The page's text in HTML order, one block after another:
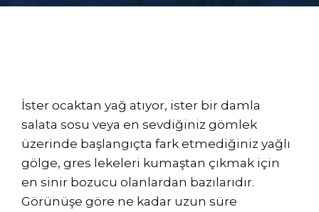
İster ocaktan yağ atıyor, ister bir damla
salata sosu veya en sevdiğiniz gömlek
üzerinde başlangıçta fark etmediğiniz yağlı
gölge, gres lekeleri kumaştan çıkmak için
en sinir bozucu olanlardan bazılarıdır.
Görünüşe göre ne kadar uzun süre